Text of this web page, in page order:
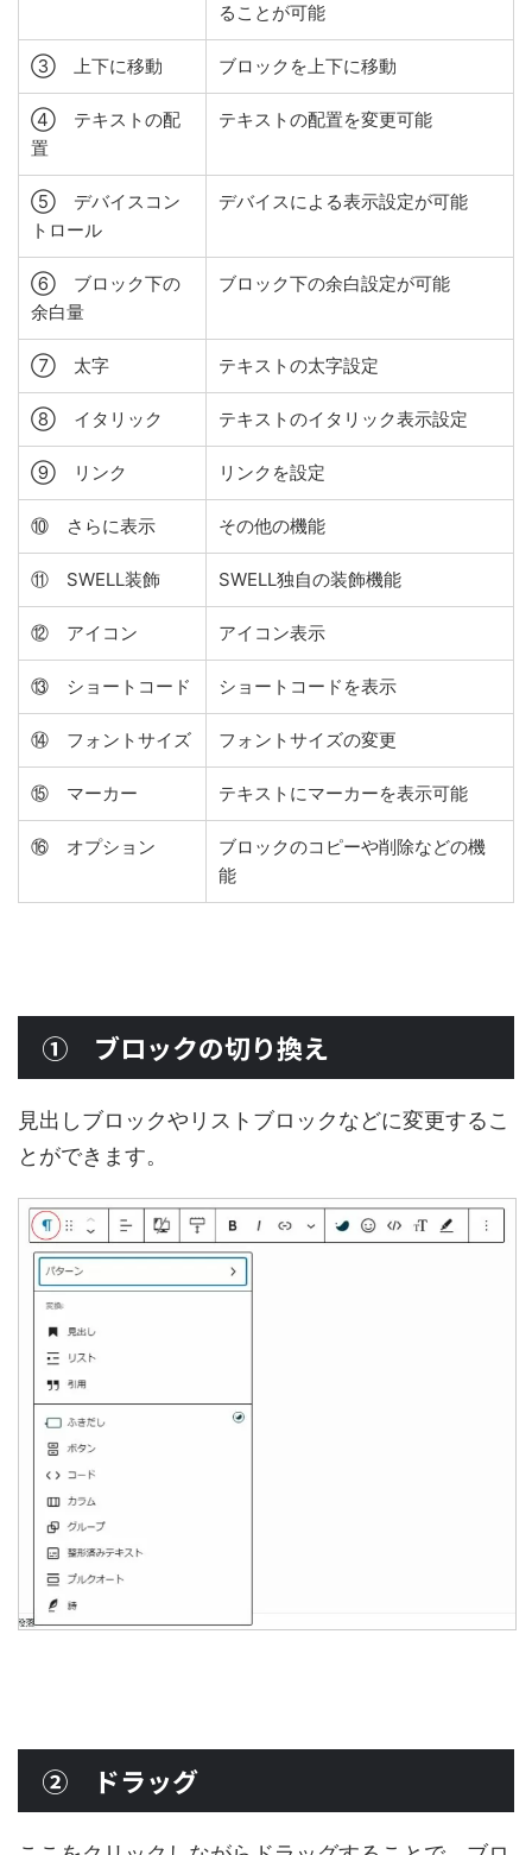
ることが可能
③ 上下に移動 ブロックを上下に移動
④ テキストの配
置
テキストの配置を変更可能
⑤ デバイスコン
トロール
デバイスによる表示設定が可能
⑥ ブロック下の
余白量
ブロック下の余白設定が可能
⑦ 太字 テキストの太字設定
⑧ イタリック テキストのイタリック表示設定
⑨ リンク リンクを設定
⑩ さらに表示 その他の機能
⑪ SWELL装飾 SWELL独自の装飾機能
⑫ アイコン アイコン表示
⑬ ショートコード ショートコードを表示
⑭ フォントサイズ フォントサイズの変更
⑮ マーカー テキストにマーカーを表示可能
⑯ オプション
ブロックのコピーや削除などの機
能
① ブロックの切り換え
見出しブロックやリストブロックなどに変更するこ
とができます。
② ドラッグ